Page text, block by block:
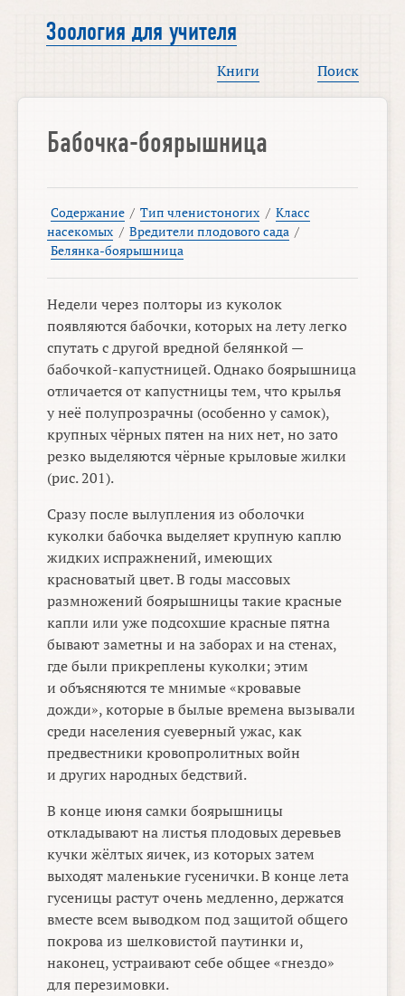
Зоология для учителя
Книги Поиск
Бабочка-боярышница
Содержание / Тип членистоногих / Класс
насекомых / Вредители плодового сада /
Белянка-боярышница
Недели через полторы из куколок
появляются бабочки, которых на лету легко
спутать с другой вредной белянкой —
бабочкой-капустницей. Однако боярышница
отличается от капустницы тем, что крылья
у неё полупрозрачны (особенно у самок),
крупных чёрных пятен на них нет, но зато
резко выделяются чёрные крыловые жилки
(рис. 201).
Сразу после вылупления из оболочки
куколки бабочка выделяет крупную каплю
жидких испражнений, имеющих
красноватый цвет. В годы массовых
размножений боярышницы такие красные
капли или уже подсохшие красные пятна
бывают заметны и на заборах и на стенах,
где были прикреплены куколки; этим
и объясняются те мнимые «кровавые
дожди», которые в былые времена вызывали
среди населения суеверный ужас, как
предвестники кровопролитных войн
и других народных бедствий.
В конце июня самки боярышницы
откладывают на листья плодовых деревьев
кучки жёлтых яичек, из которых затем
выходят маленькие гусенички. В конце лета
гусеницы растут очень медленно, держатся
вместе всем выводком под защитой общего
покрова из шелковистой паутинки и,
наконец, устраивают себе общее «гнездо»
для перезимовки.